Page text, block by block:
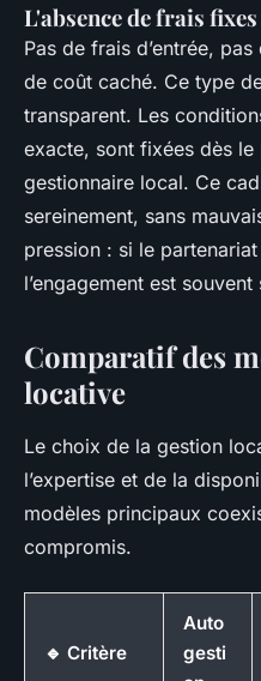
L'absence de frais
Pas de frais d’entrée,
de coût caché. Ce type
transparent. Les
exacte, sont fixées dès
gestionnaire local. Ce
sereinement, sans
pression : si le
l’engagement est
Comparatif des
locative
Le choix de la gestion
l’expertise et de la
modèles principaux
compromis.
🔹 Critère
Auto
gesti